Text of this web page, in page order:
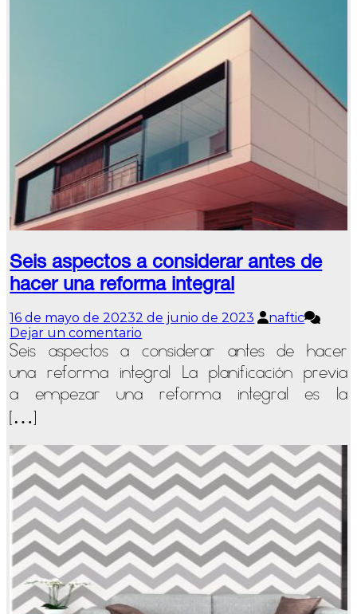
Seis aspectos a considerar antes de
hacer una reforma integral
16 de mayo de 20232 de junio de 2023
naftic
Dejar un comentario
Seis
aspectos
a
considerar
una
reforma
integral
Seis aspectos a considerar antes de hacer
una reforma integral La planificación previa
a empezar una reforma integral es la
[…]